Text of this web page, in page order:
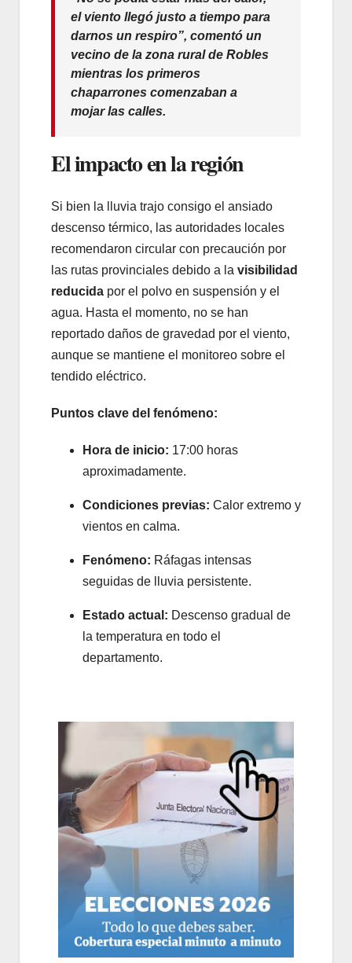
el viento llegó justo a tiempo para
darnos un respiro”, comentó un
vecino de la zona rural de Robles
mientras los primeros
chaparrones comenzaban a
mojar las calles.
El impacto en la región
Si bien la lluvia trajo consigo el ansiado
descenso térmico, las autoridades locales
recomendaron circular con precaución por
las rutas provinciales debido a la visibilidad
reducida por el polvo en suspensión y el
agua. Hasta el momento, no se han
reportado daños de gravedad por el viento,
aunque se mantiene el monitoreo sobre el
tendido eléctrico.
Puntos clave del fenómeno:
Hora de inicio: 17:00 horas
aproximadamente.
Condiciones previas: Calor extremo y
vientos en calma.
Fenómeno: Ráfagas intensas
seguidas de lluvia persistente.
Estado actual: Descenso gradual de
la temperatura en todo el
departamento.